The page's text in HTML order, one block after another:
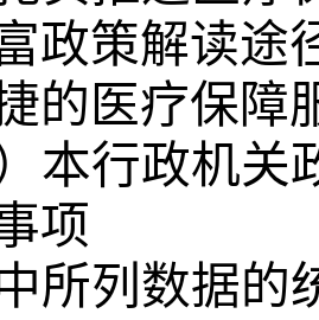
政策解读途
的医疗保障
）本行政机
项
所列数据的